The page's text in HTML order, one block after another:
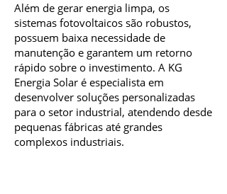
Além de gerar energia limpa, os
sistemas fotovoltaicos são robustos,
possuem baixa necessidade de
manutenção e garantem um retorno
rápido sobre o investimento. A KG
Energia Solar é especialista em
desenvolver soluções personalizadas
para o setor industrial, atendendo desde
pequenas fábricas até grandes
complexos industriais.